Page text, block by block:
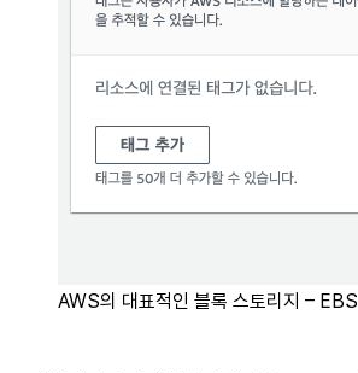
AWS의 대표적인 블록 스토리지 – EBS